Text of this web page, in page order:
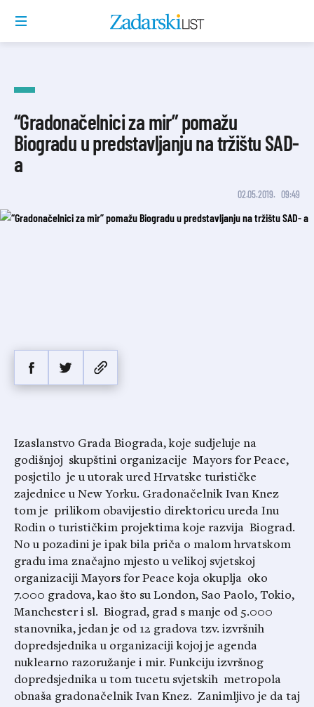
“Gradonačelnici za mir” pomažu
Biogradu u predstavljanju na tržištu SAD-
a
02.05.2019. 09:49
Izaslanstvo Grada Biograda, koje sudjeluje na
godišnjoj skupštini organizacije Mayors for Peace,
posjetilo je u utorak ured Hrvatske turističke
zajednice u New Yorku. Gradonačelnik Ivan Knez
tom je prilikom obavijestio direktoricu ureda Inu
Rodin o turističkim projektima koje razvija Biograd.
No u pozadini je ipak bila priča o malom hrvatskom
gradu ima značajno mjesto u velikoj svjetskoj
organizaciji Mayors for Peace koja okuplja oko
7.000 gradova, kao što su London, Sao Paolo, Tokio,
Manchester i sl. Biograd, grad s manje od 5.000
stanovnika, jedan je od 12 gradova tzv. izvršnih
dopredsjednika u organizaciji kojoj je agenda
nuklearno razoružanje i mir. Funkciju izvršnog
dopredsjednika u tom tucetu svjetskih metropola
obnaša gradonačelnik Ivan Knez. Zanimljivo je da taj